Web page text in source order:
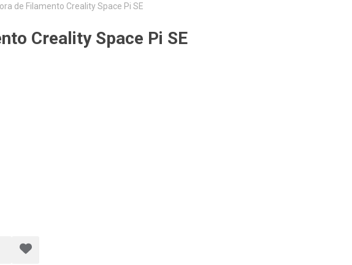
de Filamento Creality Space Pi SE
Creality Space Pi SE